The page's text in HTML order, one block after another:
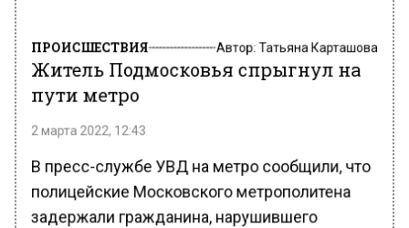
ПРОИСШЕСТВИЯ Автор:Татьяна Карташова
Житель Подмосковья спрыгнул на
пути метро
2 марта 2022, 12:43
В пресс-службе УВД на метро сообщили, что
полицейские Московского метрополитена
задержали гражданина, нарушившего